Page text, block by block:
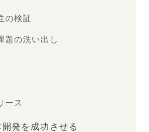
の検証
題の洗い出し
ース
発を成功させる